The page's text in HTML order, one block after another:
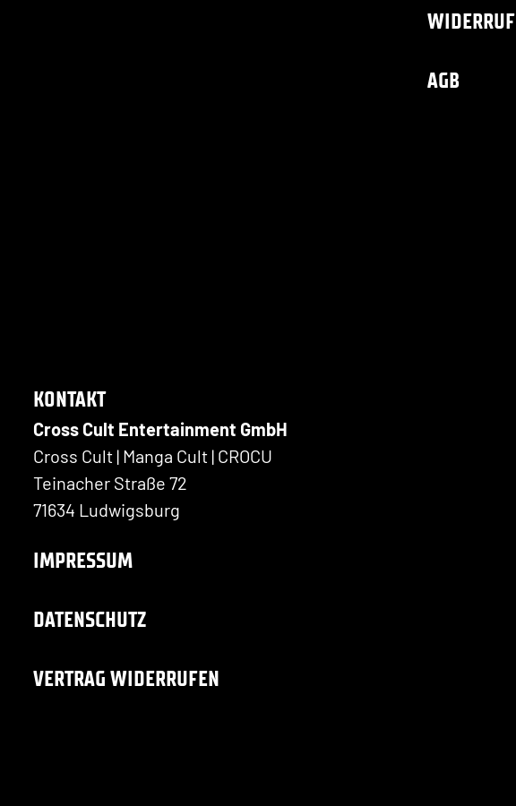
WIDERRUF
AGB
KONTAKT
Cross Cult Entertainment GmbH
Cross Cult | Manga Cult | CROCU
Teinacher Straße 72
71634 Ludwigsburg
IMPRESSUM
DATENSCHUTZ
VERTRAG WIDERRUFEN